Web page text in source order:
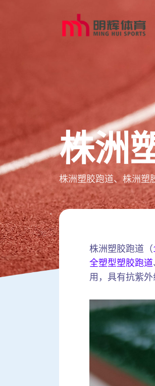
株洲
株洲塑胶跑道、株洲塑
株洲塑胶跑道（
全塑型塑胶跑道
用，具有抗紫外